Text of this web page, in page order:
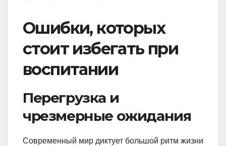
Ошибки, которых
стоит избегать при
воспитании
Перегрузка и
чрезмерные ожидания
Современный мир диктует большой ритм жизни